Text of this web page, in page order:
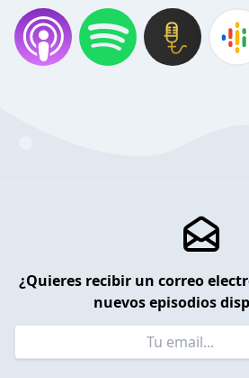
¿Quieres recibir un correo
nuevos episodios